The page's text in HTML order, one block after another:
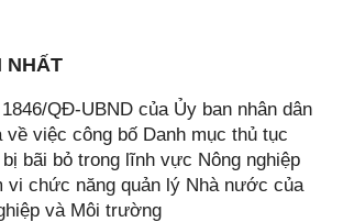
NHẤT
QĐ-UBND của Ủy ban nhân dân
về việc công bố Danh mục thủ tục
bãi bỏ trong lĩnh vực Nông nghiệp
vi chức năng quản lý Nhà nước của
và Môi trường